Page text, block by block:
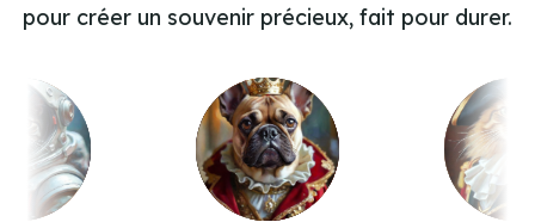
pour créer un souvenir précieux, fait pour durer.